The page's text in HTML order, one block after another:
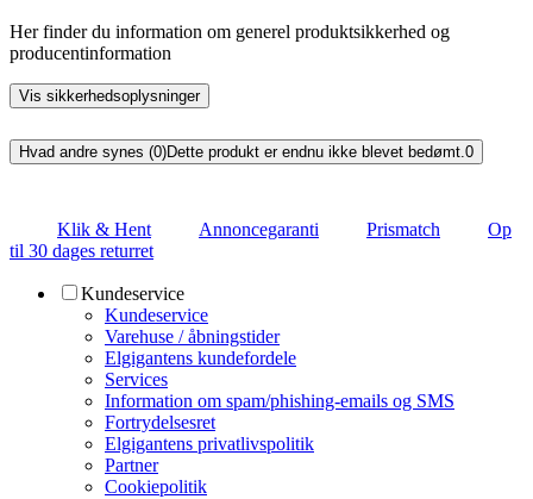
Her finder du information om generel produktsikkerhed og
producentinformation
Vis sikkerhedsoplysninger
Hvad andre synes (0)Dette produkt er endnu ikke blevet bedømt.0
Klik & Hent Annoncegaranti Prismatch
Op
til 30 dages returret
Kundeservice
Kundeservice
Varehuse / åbningstider
Elgigantens kundefordele
Services
Information om spam/phishing-emails og SMS
Fortrydelsesret
Elgigantens privatlivspolitik
Partner
Cookiepolitik